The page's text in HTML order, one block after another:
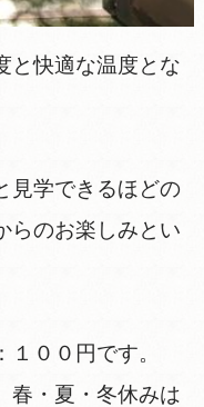
と快適な温度とな
見学できるほどの
らのお楽しみとい
００円です。
春・夏・冬休みは